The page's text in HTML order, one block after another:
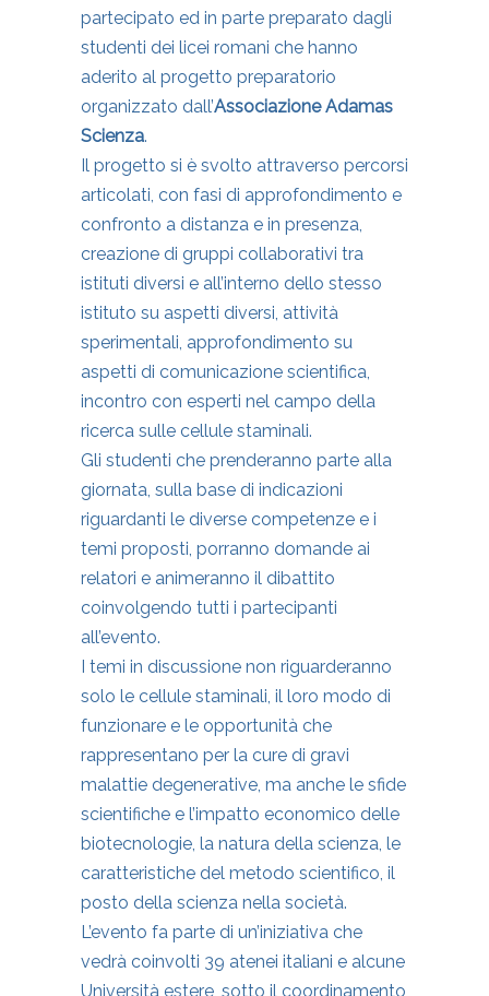
partecipato ed in parte preparato dagli
studenti dei licei romani che hanno
aderito al progetto preparatorio
organizzato dall’Associazione Adamas
Scienza.
Il progetto si è svolto attraverso percorsi
articolati, con fasi di approfondimento e
confronto a distanza e in presenza,
creazione di gruppi collaborativi tra
istituti diversi e all’interno dello stesso
istituto su aspetti diversi, attività
sperimentali, approfondimento su
aspetti di comunicazione scientifica,
incontro con esperti nel campo della
ricerca sulle cellule staminali.
Gli studenti che prenderanno parte alla
giornata, sulla base di indicazioni
riguardanti le diverse competenze e i
temi proposti, porranno domande ai
relatori e animeranno il dibattito
coinvolgendo tutti i partecipanti
all’evento.
I temi in discussione non riguarderanno
solo le cellule staminali, il loro modo di
funzionare e le opportunità che
rappresentano per la cure di gravi
malattie degenerative, ma anche le sfide
scientifiche e l’impatto economico delle
biotecnologie, la natura della scienza, le
caratteristiche del metodo scientifico, il
posto della scienza nella società.
L’evento fa parte di un’iniziativa che
vedrà coinvolti 39 atenei italiani e alcune
Università estere, sotto il coordinamento